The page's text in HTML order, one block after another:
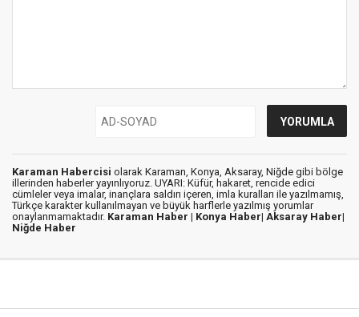
Karaman Habercisi olarak Karaman, Konya, Aksaray, Niğde gibi bölge
illerinden haberler yayınlıyoruz. UYARI: Küfür, hakaret, rencide edici
cümleler veya imalar, inançlara saldırı içeren, imla kuralları ile yazılmamış,
Türkçe karakter kullanılmayan ve büyük harflerle yazılmış yorumlar
onaylanmamaktadır. Karaman Haber | Konya Haber| Aksaray Haber|
Niğde Haber